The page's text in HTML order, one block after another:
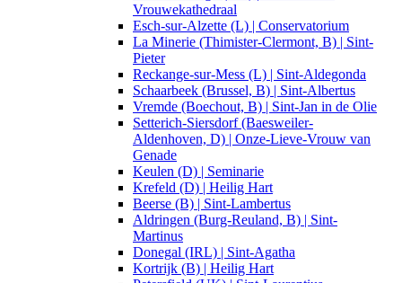
Vrouwekathedraal
Esch-sur-Alzette (L) | Conservatorium
La Minerie (Thimister-Clermont, B) | Sint-
Pieter
Reckange-sur-Mess (L) | Sint-Aldegonda
Schaarbeek (Brussel, B) | Sint-Albertus
Vremde (Boechout, B) | Sint-Jan in de Olie
Setterich-Siersdorf (Baesweiler-
Aldenhoven, D) | Onze-Lieve-Vrouw van
Genade
Keulen (D) | Seminarie
Krefeld (D) | Heilig Hart
Beerse (B) | Sint-Lambertus
Aldringen (Burg-Reuland, B) | Sint-
Martinus
Donegal (IRL) | Sint-Agatha
Kortrijk (B) | Heilig Hart